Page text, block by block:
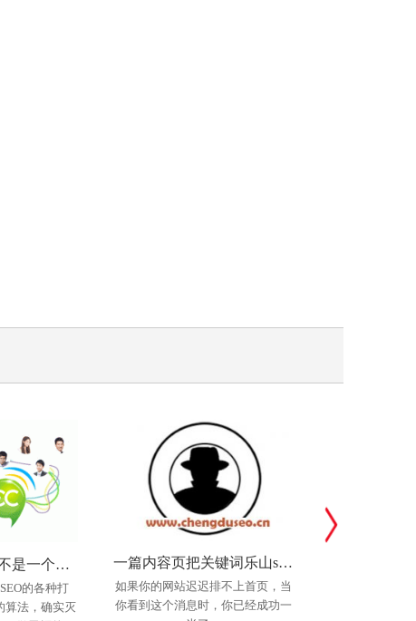
不懂产品的SEO不是一个好运营，SEO高手必修
的各种打
算法，确实灭
一篇内容页把关键词乐山seo优化排名到第一！！
如果你的网站迟迟排不上首页，当
你看到这个消息时，你已经成功一